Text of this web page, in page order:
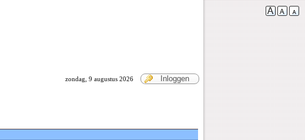
zondag, 9 augustus 2026 Inloggen